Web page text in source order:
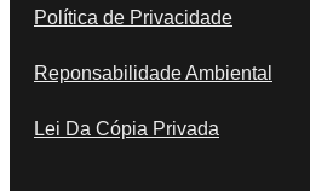
Política de Privacidade
Reponsabilidade Ambiental
Lei Da Cópia Privada